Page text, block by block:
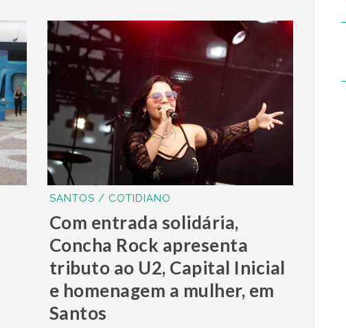
SANTOS / COTIDIANO
Com entrada solidária,
Concha Rock apresenta
tributo ao U2, Capital Inicial
e homenagem a mulher, em
Santos